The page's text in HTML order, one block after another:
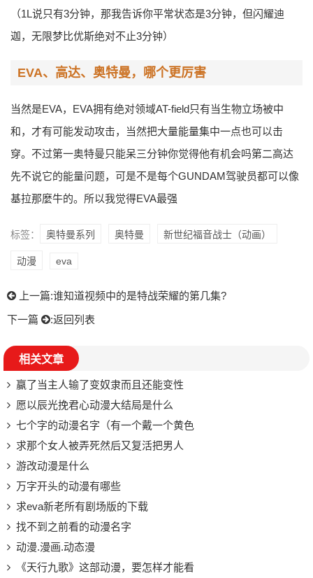
（1L说只有3分钟，那我告诉你平常状态是3分钟，但闪耀迪
迦，无限梦比优斯绝对不止3分钟）
EVA、高达、奥特曼，哪个更厉害
当然是EVA，EVA拥有绝对领域AT-field只有当生物立场被中
和，才有可能发动攻击，当然把大量能量集中一点也可以击
穿。不过第一奥特曼只能呆三分钟你觉得他有机会吗第二高达
先不说它的能量问题，可是不是每个GUNDAM驾驶员都可以像
基拉那麼牛的。所以我觉得EVA最强
标签： 奥特曼系列 奥特曼 新世纪福音战士（动画）
动漫 eva
上一篇:谁知道视频中的是特战荣耀的第几集?
下一篇
:返回列表
相关文章
赢了当主人输了变奴隶而且还能变性
愿以辰光挽君心动漫大结局是什么
七个字的动漫名字（有一个戴一个黄色
求那个女人被弄死然后又复活把男人
游改动漫是什么
万字开头的动漫有哪些
求eva新老所有剧场版的下载
找不到之前看的动漫名字
动漫.漫画.动态漫
《天行九歌》这部动漫，要怎样才能看